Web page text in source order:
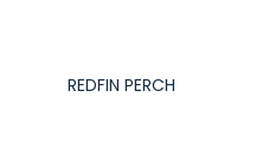
REDFIN PERCH